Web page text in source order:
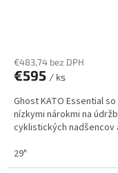
€483,74 bez DPH
€595 / ks
Ghost KATO Essential
nízkymi nárokmi na
cyklistických nadšencov
29"